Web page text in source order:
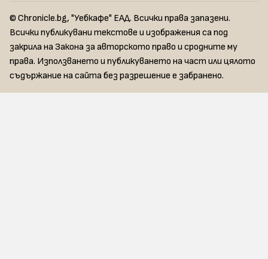
© Chronicle.bg, "Уебкафе" ЕАД. Всички права запазени.
Всички публикувани текстове и изображения са под
закрила на Закона за авторското право и сродните му
права. Използването и публикуването на част или цялото
съдържание на сайта без разрешение е забранено.